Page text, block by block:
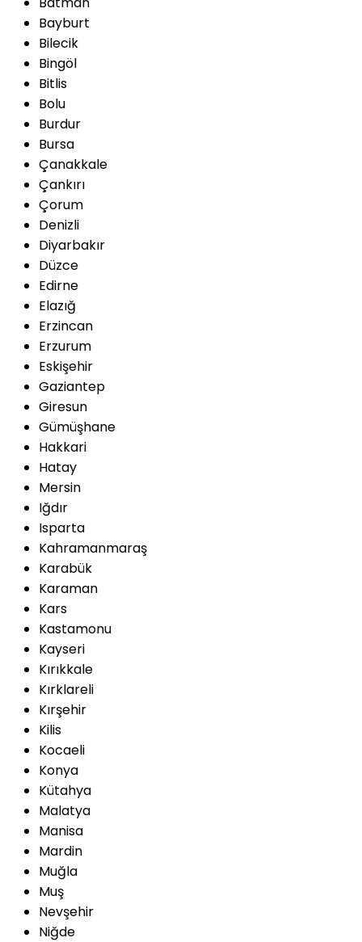
Bayburt
Bilecik
Bingöl
Bitlis
Bolu
Burdur
Bursa
Çanakkale
Çankırı
Çorum
Denizli
Diyarbakır
Düzce
Edirne
Elazığ
Erzincan
Erzurum
Eskişehir
Gaziantep
Giresun
Gümüşhane
Hakkari
Hatay
Mersin
Iğdır
Isparta
Kahramanmaraş
Karabük
Karaman
Kars
Kastamonu
Kayseri
Kırıkkale
Kırklareli
Kırşehir
Kilis
Kocaeli
Konya
Kütahya
Malatya
Manisa
Mardin
Muğla
Muş
Nevşehir
Niğde